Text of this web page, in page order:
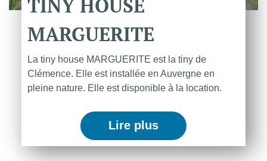
TINYHOUSE
MARGUERITE
La tiny house MARGUERITE est la tiny de
Clémence. Elle est installée en Auvergne en
pleine nature. Elle est disponible à la location.
Lire plus